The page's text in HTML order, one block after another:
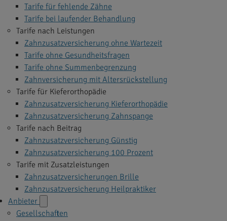
Tarife für fehlende Zähne
Tarife bei laufender Behandlung
Tarife nach Leistungen
Zahnzusatzversicherung ohne Wartezeit
Tarife ohne Gesundheitsfragen
Tarife ohne Summenbegrenzung
Zahnversicherung mit Altersrückstellung
Tarife für Kieferorthopädie
Zahnzusatzversicherung Kieferorthopädie
Zahnzusatzversicherung Zahnspange
Tarife nach Beitrag
Zahnzusatzversicherung Günstig
Zahnzusatzversicherung 100 Prozent
Tarife mit Zusatzleistungen
Zahnzusatzversicherungen Brille
Zahnzusatzversicherung Heilpraktiker
Anbieter
Gesellschaften